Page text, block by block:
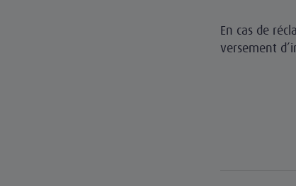
En cas de
versement